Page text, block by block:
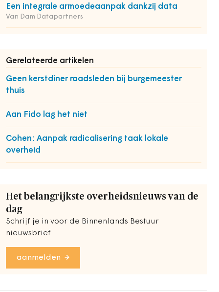
Een integrale armoedeaanpak dankzij data
Van Dam Datapartners
Gerelateerde artikelen
Geen kerstdiner raadsleden bij burgemeester
thuis
Aan Fido lag het niet
Cohen: Aanpak radicalisering taak lokale
overheid
Het belangrijkste overheidsnieuws van de
dag
Schrijf je in voor de Binnenlands Bestuur
nieuwsbrief
aanmelden